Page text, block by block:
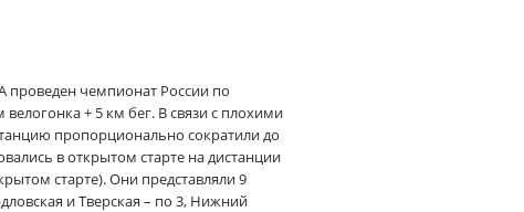
проведен чемпионат России по
+ 5 км бег. В связи с плохими
пропорционально сократили до
в открытом старте на дистанции
старте). Они представляли 9
и Тверская – по 3, Нижний